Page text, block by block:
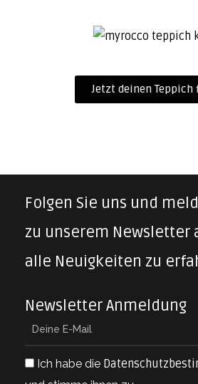
Jetzt deinen Teppich
Folgen Sie uns und
zu unserem Newsletter
alle Neuigkeiten zu
Newsletter Anmeldung
Ich habe die